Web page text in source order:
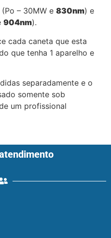
(Po – 30MW e 830nm) e
904nm).
cada caneta que esta
que tenha 1 aparelho e
separadamente e o
somente sob
um profissional